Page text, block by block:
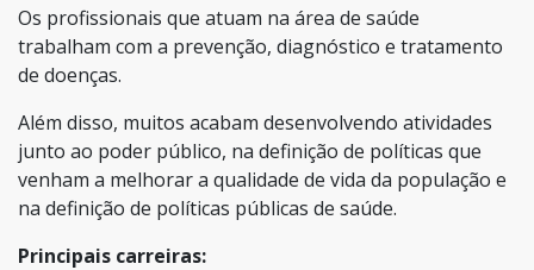
Os profissionais que atuam na área de saúde
trabalham com a prevenção, diagnóstico e tratamento
de doenças.
Além disso, muitos acabam desenvolvendo atividades
junto ao poder público, na definição de políticas que
venham a melhorar a qualidade de vida da população e
na definição de políticas públicas de saúde.
Principais carreiras: